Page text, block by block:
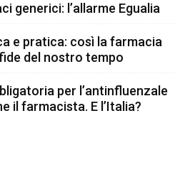
generici: l’allarme Egualia
e pratica: così la farmacia
del nostro tempo
per l’antinfluenzale
il farmacista. E l’Italia?